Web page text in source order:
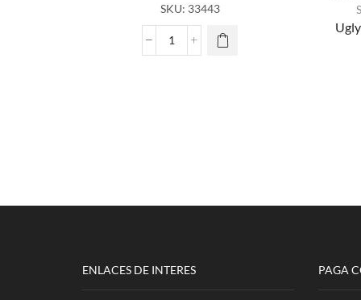
SKU: 33443
Playera
ENLACES DE INTERES PAGA